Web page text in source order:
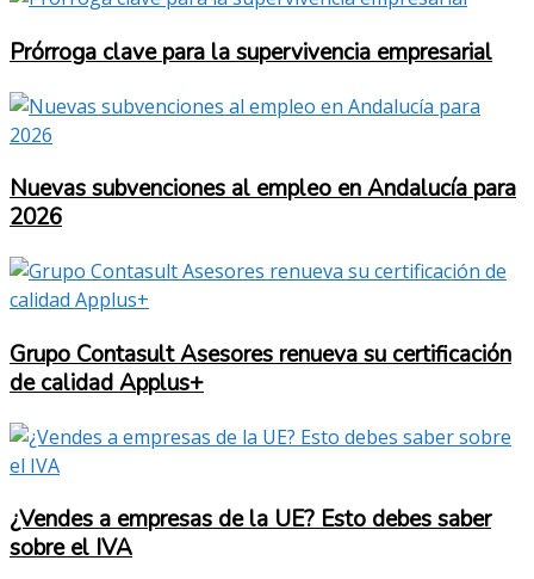
Prórroga clave para la supervivencia empresarial
Nuevas subvenciones al empleo en Andalucía para
2026
Grupo Contasult Asesores renueva su certificación
de calidad Applus+
¿Vendes a empresas de la UE? Esto debes saber
sobre el IVA